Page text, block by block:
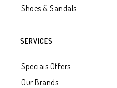
Shoes & Sandals
SERVICES
Speciais Offers
Our Brands